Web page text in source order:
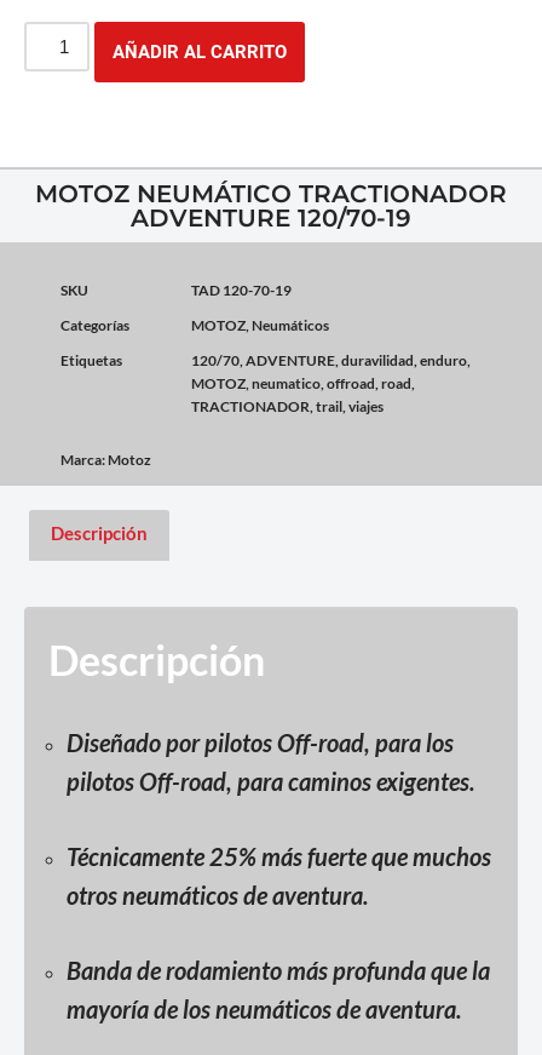
AÑADIR AL CARRITO
MOTOZ NEUMÁTICO TRACTIONADOR
ADVENTURE 120/70-19
SKU
TAD 120-70-19
Categorías
MOTOZ, Neumáticos
Etiquetas
120/70,ADVENTURE,duravilidad,enduro,
MOTOZ,neumatico,offroad,road,
TRACTIONADOR,trail,viajes
Marca: Motoz
Descripción
Descripción
Diseñado por pilotos Off-road, para los
pilotos Off-road, para caminos exigentes.
Técnicamente 25% más fuerte que muchos
otros neumáticos de aventura.
Banda de rodamiento más profunda que la
mayoría de los neumáticos de aventura.